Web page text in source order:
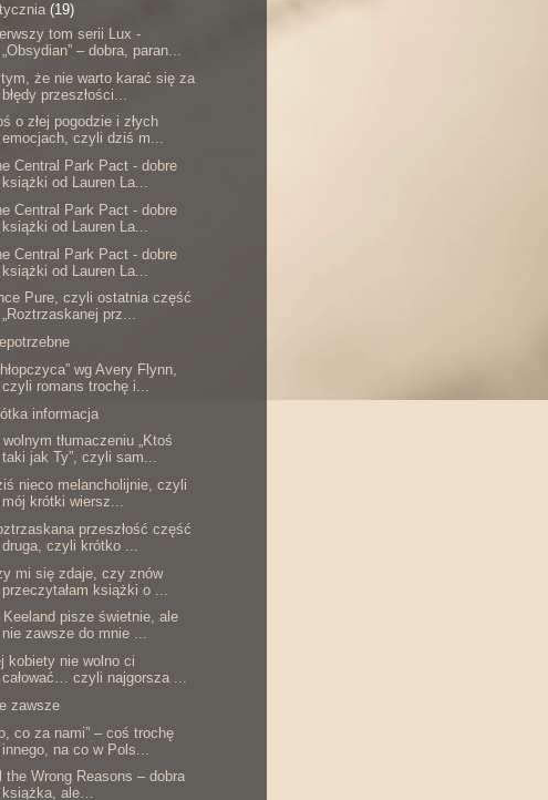
(19)
tom serii Lux -
„Obsydian” – dobra, paran...
że nie warto karać się za
błędy przeszłości...
o złej pogodzie i złych
emocjach, czyli dziś m...
Central Park Pact - dobre
książki od Lauren La...
Central Park Pact - dobre
książki od Lauren La...
Central Park Pact - dobre
książki od Lauren La...
Pure, czyli ostatnia część
„Roztrzaskanej prz...
wg Avery Flynn,
czyli romans trochę i...
informacja
wolnym tłumaczeniu „Ktoś
taki jak Ty”, czyli sam...
nieco melancholijnie, czyli
mój krótki wiersz...
przeszłość część
druga, czyli krótko ...
mi się zdaje, czy znów
przeczytałam książki o ...
Keeland pisze świetnie, ale
nie zawsze do mnie ...
kobiety nie wolno ci
całować… czyli najgorsza ...
zawsze
co za nami” – coś trochę
innego, na co w Pols...
the Wrong Reasons – dobra
książka, ale…